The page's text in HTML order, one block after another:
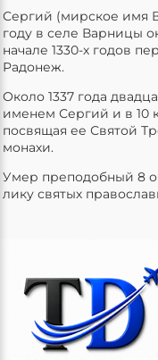
Сергий (мирское имя
году в селе Варницы
начале 1330-х годов
Радонеж.
Около 1337 года
именем Сергий и в 10
посвящая ее Святой
монахи.
Умер преподобный 8
лику святых